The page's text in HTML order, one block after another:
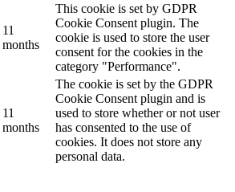
11
months
This cookie is set by GDPR
Cookie Consent plugin. The
cookie is used to store the user
consent for the cookies in the
category "Performance".
11
months
The cookie is set by the GDPR
Cookie Consent plugin and is
used to store whether or not user
has consented to the use of
cookies. It does not store any
personal data.